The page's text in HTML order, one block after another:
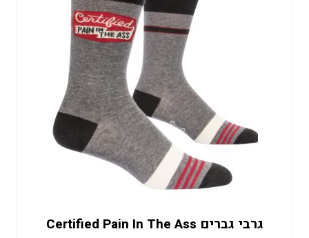
גרבי גברים Certified Pain In The Ass